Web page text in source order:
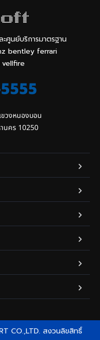
ศูนย์บริการมาตรฐาน
bentley ferrari
วงหนองบอน
นคร 10250
CO.,LTD. สงวนลิขสิทธิ์